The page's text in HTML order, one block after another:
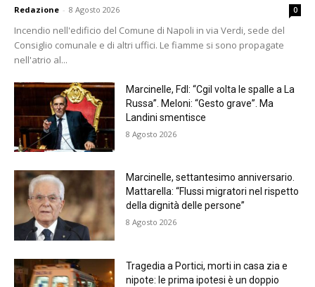
Redazione - 8 Agosto 2026 0
Incendio nell'edificio del Comune di Napoli in via Verdi, sede del
Consiglio comunale e di altri uffici. Le fiamme si sono propagate
nell'atrio al...
Marcinelle, FdI: “Cgil volta le spalle a La
Russa”. Meloni: “Gesto grave”. Ma
Landini smentisce
8 Agosto 2026
Marcinelle, settantesimo anniversario.
Mattarella: “Flussi migratori nel rispetto
della dignità delle persone”
8 Agosto 2026
Tragedia a Portici, morti in casa zia e
nipote: le prima ipotesi è un doppio